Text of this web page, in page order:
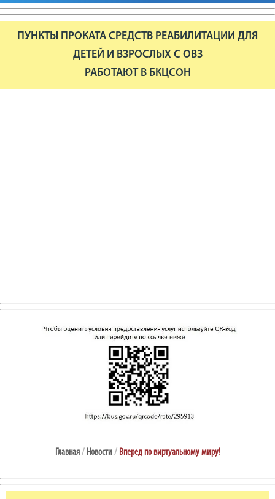
ПУНКТЫ ПРОКАТА СРЕДСТВ РЕАБИЛИТАЦИИ ДЛЯ
ДЕТЕЙ И ВЗРОСЛЫХ С ОВЗ
РАБОТАЮТ В БКЦСОН
Главная / Новости / Вперед по виртуальному миру!